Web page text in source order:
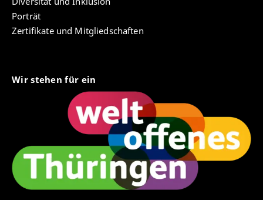
Porträt
Zertifikate und Mitgliedschaften
Wir stehen für ein